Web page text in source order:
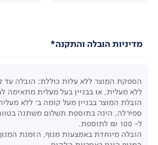
מדיניות הובלה והתקנה*
הספקת המוצר ללא עלות כוללת: הובלה עד
ללא מעלית, או בבניין בעל מעלית מתאימה
הובלת המוצר בבניין מעל קומה ב' ללא
ל- 100 ₪ לתוספת.
הובלה מיוחדת באמצעות מנוף, הזמנת